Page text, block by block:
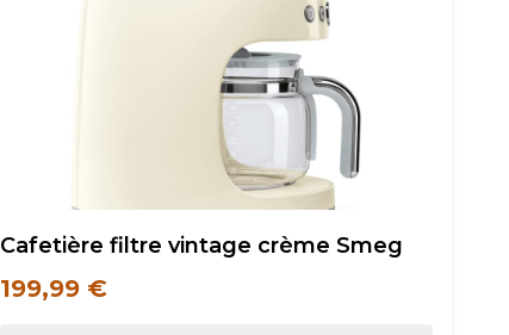
Cafetière filtre vintage crème Smeg
199,99 €